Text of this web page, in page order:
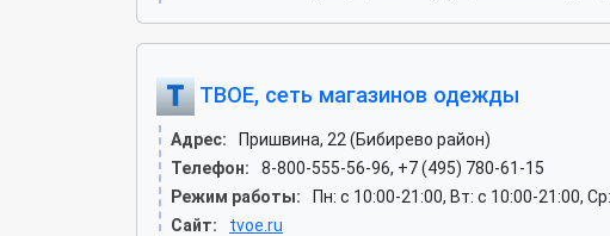
ТВОЕ, сеть магазинов одежды
Адрес:
Пришвина, 22 (Бибирево район)
Телефон:
8-800-555-56-96, +7 (495) 780-61-15
Режим работы:
Пн: c 10:00-21:00, Вт: c 10:00-21:00,
Сайт:
tvoe.ru